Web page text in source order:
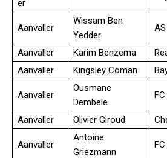
er
Aanvaller
Wissam Ben
Yedder
Aanvaller Karim Benzema
Aanvaller
Kingsley Coman
Aanvaller
Ousmane
Dembele
Aanvaller Olivier Giroud
Aanvaller
Antoine
Griezmann